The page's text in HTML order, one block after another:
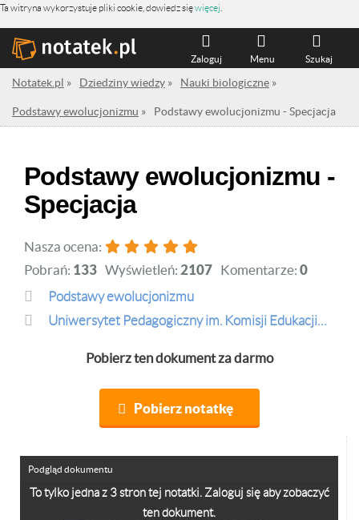
Ta witryna wykorzystuje pliki cookie, dowiedz sięwięcej
Szukaj
Menu
Zaloguj
Notatek.pl » Dziedziny wiedzy » Nauki biologiczne »
Podstawy ewolucjonizmu » Podstawy ewolucjonizmu - Specjacja
Podstawy ewolucjonizmu -
Specjacja
Nasza ocena:
Pobrań: 133 Wyświetleń: 2107 Komentarze: 0
Podstawy ewolucjonizmu
Uniwersytet Pedagogiczny im. Komisji Edukacji Narodowej w Krakowie
Pobierz ten dokument za darmo
Pobierz notatkę
To tylko jedna z 3 stron tej notatki. Zaloguj się aby zobaczyć
ten dokument.
Podgląd dokumentu